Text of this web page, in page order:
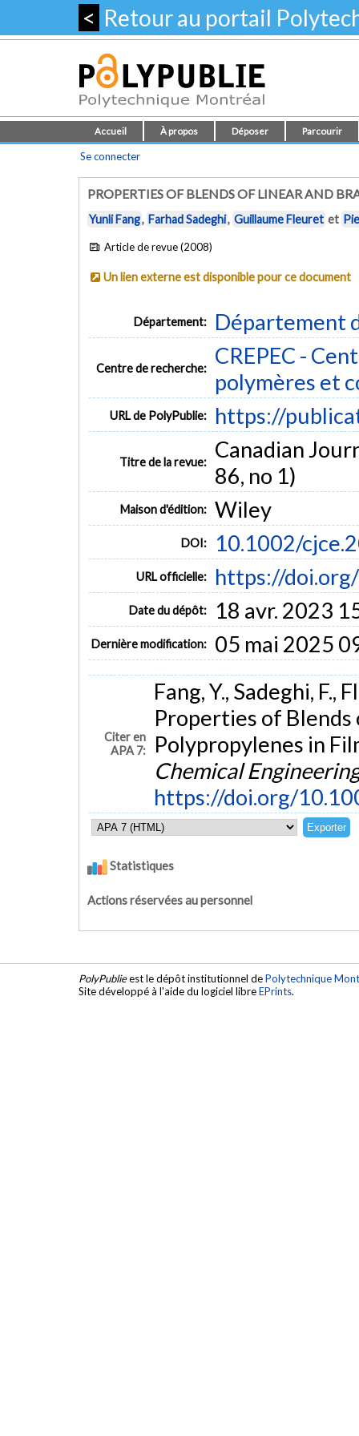
< Retour au portail
Accueil À propos Déposer Parcourir
Se connecter
PROPERTIES OF BLENDS OF LINEAR AND
Yunli Fang, Farhad Sadeghi, Guillaume Fleuret et
Article de revue (2008)
Un lien externe est disponible pour ce document
Département: Département
Centre de recherche:
CREPEC -
polymères et
URL de PolyPublie: https://
Titre de la revue:
Canadian
86, no 1)
Maison d'édition: Wiley
DOI: 10.1002/
URL officielle: https://
Date du dépôt: 18 avr. 2023
Dernière modification: 05 mai 2025
Citer en
APA 7:
Fang, Y., Sadeghi, F.,
Properties of Blends
Polypropylenes in
Chemical
https://doi.org/
Statistiques
Actions réservées au personnel
PolyPublieest le dépôt institutionnel dePolytechnique
Site développé à l'aide du logiciel libreEPrints.